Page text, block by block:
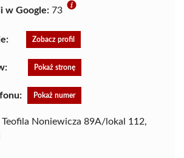
w Google: 73
Zobacz profil
Pokaż stronę
Pokaż numer
Teofila Noniewicza 89A/lokal 112,